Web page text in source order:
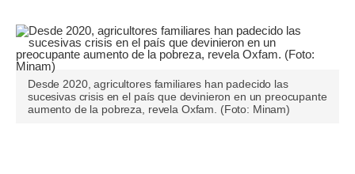
Plus G
Opinión
Editorial
Desde 2020, agricultores familiares han padecido las
sucesivas crisis en el país que devinieron en un preocupante
aumento de la pobreza, revela Oxfam. (Foto: Minam)